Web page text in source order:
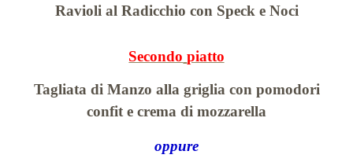
Ravioli al Radicchio con Speck e Noci
Secondo piatto
Tagliata di Manzo alla griglia con pomodori
confit e crema di mozzarella
oppure